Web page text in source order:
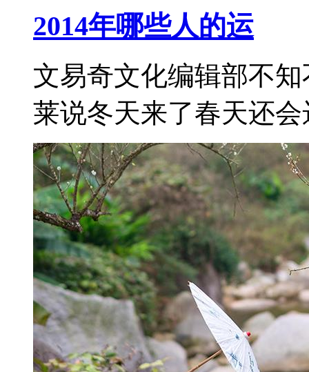
2014年哪些人的运
文易奇文化编辑部不
莱说冬天来了春天还